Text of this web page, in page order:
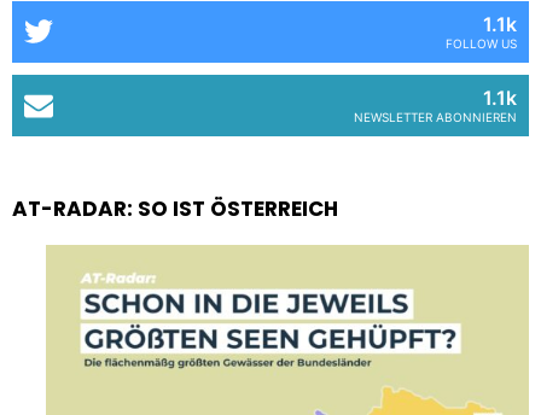
1.1k
FOLLOW US
1.1k
NEWSLETTER ABONNIEREN
AT-RADAR: SO IST ÖSTERREICH